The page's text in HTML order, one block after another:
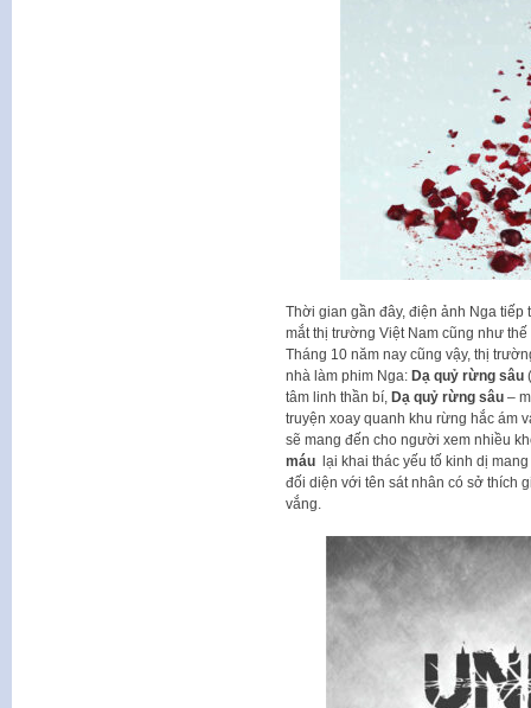
Thời gian gần đây, điện ảnh Nga tiếp
mắt thị trường Việt Nam cũng như
Tháng 10 năm nay cũng vậy, thị
nhà làm phim Nga: Dạ quỷ rừng sâu
tâm linh thần bí, Dạ quỷ rừng sâu–
truyện xoay quanh khu rừng hắc ám
sẽ mang đến cho người xem nhiều
máulại khai thác yếu tố kinh dị
đối diện với tên sát nhân có sở thích
vắng.